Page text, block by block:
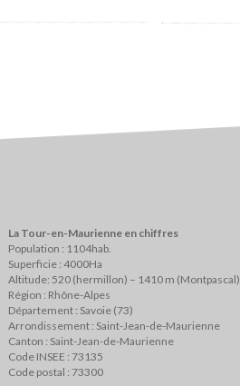
La Tour-en-Maurienne en chiffres
Population : 1104hab.
Superficie : 4000Ha
Altitude: 520 (hermillon) – 1410 m (Montpascal)
Région : Rhône-Alpes
Département : Savoie (73)
Arrondissement : Saint-Jean-de-Maurienne
Canton : Saint-Jean-de-Maurienne
Code INSEE : 73135
Code postal : 73300